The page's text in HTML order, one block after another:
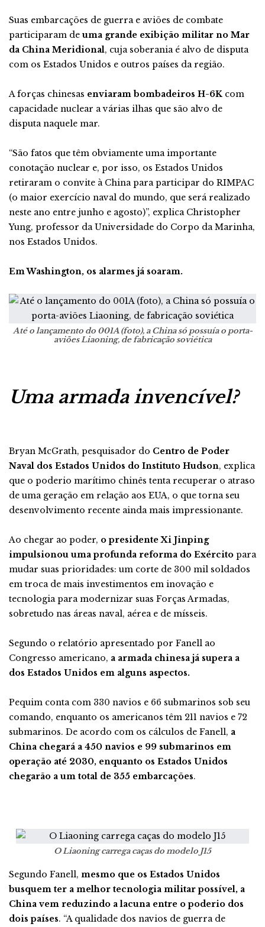
Suas embarcações de guerra e aviões de combate
participaram deuma grande exibição militar no Mar
da China Meridional, cuja soberania é alvo de disputa
com os Estados Unidos e outros países da região.
A forças chinesas enviaram bombadeiros H-6K com
capacidade nuclear a várias ilhas que são alvo de
disputa naquele mar.
“São fatos que têm obviamente uma importante
conotação nuclear e, por isso, os Estados Unidos
retiraram o convite à China para participar do RIMPAC
(o maior exercício naval do mundo, que será realizado
neste ano entre junho e agosto)”, explica Christopher
Yung, professor da Universidade do Corpo da Marinha,
nos Estados Unidos.
Em Washington, os alarmes já soaram.
Até o lançamento do 001A (foto), a China só possuía o porta-
aviões Liaoning, de fabricação soviética
Uma armada invencível?
Bryan McGrath, pesquisador do Centro de Poder
Naval dos Estados Unidos do Instituto Hudson, explica
que o poderio marítimo chinês tenta recuperar o atraso
de uma geração em relação aos EUA, o que torna seu
desenvolvimento recente ainda mais impressionante.
Ao chegar ao poder, o presidente Xi Jinping
impulsionou uma profunda reforma do Exército para
mudar suas prioridades: um corte de 300 mil soldados
em troca de mais investimentos em inovação e
tecnologia para modernizar suas Forças Armadas,
sobretudo nas áreas naval, aérea e de mísseis.
Segundo o relatório apresentado por Fanell ao
Congresso americano, a armada chinesa já supera a
dos Estados Unidos em alguns aspectos.
Pequim conta com 330 navios e 66 submarinos sob seu
comando, enquanto os americanos têm 211 navios e 72
submarinos. De acordo com os cálculos de Fanell, a
China chegará a 450 navios e 99 submarinos em
operação até 2030, enquanto os Estados Unidos
chegarão a um total de 355 embarcações.
O Liaoning carrega caças do modelo J15
Segundo Fanell, mesmo que os Estados Unidos
busquem ter a melhor tecnologia militar possível, a
China vem reduzindo a lacuna entre o poderio dos
dois países. “A qualidade dos navios de guerra de